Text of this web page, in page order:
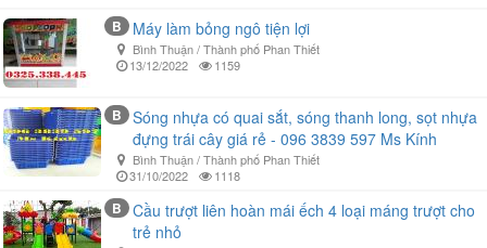
B Máy làm bỏng ngô tiện lợi
Bình Thuận / Thành phố Phan Thiết
13/12/2022
1159
B
Sóng nhựa có quai sắt, sóng thanh long, sọt nhựa
đựng trái cây giá rẻ - 096 3839 597 Ms Kính
Bình Thuận / Thành phố Phan Thiết
31/10/2022
1118
B
Cầu trượt liên hoàn mái ếch 4 loại máng trượt cho
trẻ nhỏ